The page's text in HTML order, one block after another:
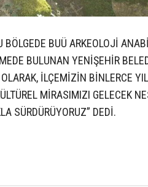
BUÜ ARKEOLOJİ
BULUNAN YENİŞEHİR
İLÇEMİZİN BİNLERCE
MİRASIMIZI GELECEK
SÜRDÜRÜYORUZ” DEDİ.